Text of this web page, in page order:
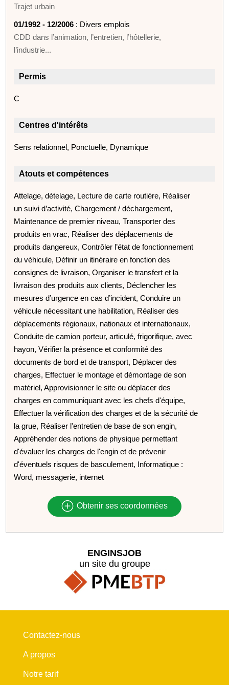
Trajet urbain
01/1992 - 12/2006 : Divers emplois
CDD dans l’animation, l’entretien, l’hôtellerie,
l’industrie...
Permis
C
Centres d'intérêts
Sens relationnel, Ponctuelle, Dynamique
Atouts et compétences
Attelage, dételage, Lecture de carte routière, Réaliser
un suivi d’activité, Chargement / déchargement,
Maintenance de premier niveau, Transporter des
produits en vrac, Réaliser des déplacements de
produits dangereux, Contrôler l’état de fonctionnement
du véhicule, Définir un itinéraire en fonction des
consignes de livraison, Organiser le transfert et la
livraison des produits aux clients, Déclencher les
mesures d’urgence en cas d’incident, Conduire un
véhicule nécessitant une habilitation, Réaliser des
déplacements régionaux, nationaux et internationaux,
Conduite de camion porteur, articulé, frigorifique, avec
hayon, Vérifier la présence et conformité des
documents de bord et de transport, Déplacer des
charges, Effectuer le montage et démontage de son
matériel, Approvisionner le site ou déplacer des
charges en communiquant avec les chefs d'équipe,
Effectuer la vérification des charges et de la sécurité de
la grue, Réaliser l'entretien de base de son engin,
Appréhender des notions de physique permettant
d'évaluer les charges de l'engin et de prévenir
d'éventuels risques de basculement, Informatique :
Word, messagerie, internet
Obtenir ses coordonnées
ENGINSJOB
un site du groupe
Contactez-nous
A propos
Notre tarif